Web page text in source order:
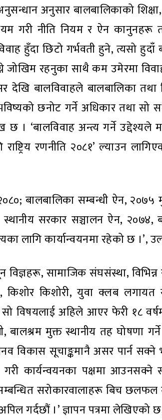
अनुसार बालबालिकाको
गरी नीति नियम र ऐन कानुनहरू
हुँदा छिटो गर्भवती हुने, त्यसो
जोखिम रहनुका साथै कम उमेरमा
देखि बालविवाहले बालबालिका
छनोट गर्ने अधिकार तथा सो
‘बालविवाह अन्त्य गर्ने उद्देश्यले
राष्ट्रिय रणनीति २०८१’ ल्याउन
२०८०; बालबालिका सम्बन्धी ऐन,
सरकार सञ्चालन ऐन, २०७४,
लागि कार्यान्वयनमा रहेको छ ।’,
विज्ञहरू, सामाजिक संघसंस्था, विभिन्न
किशोरी, युवा क्लब लगायत
विषयलाई अहिले आएर फेरी १८
बालश्रम मुक्त स्थानीय तह घोषणा
विकास सूचाङ्कमानै असर पार्न
कार्यन्वयनका पक्षमा आउनसक्ने
सरोकारवालाहरू बिच छलफल
गर्दछौं ।’ ज्ञापन पत्रमा लेखिएको